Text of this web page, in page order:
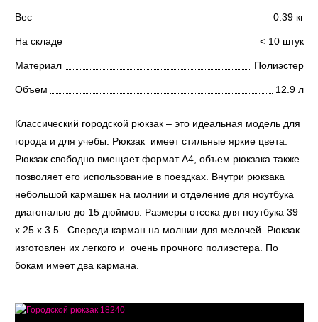
Вес 0.39 кг
На складе < 10 штук
Материал Полиэстер
Объем 12.9 л
Классический городской рюкзак – это идеальная модель для
города и для учебы. Рюкзак имеет стильные яркие цвета.
Рюкзак свободно вмещает формат А4, объем рюкзака также
позволяет его использование в поездках. Внутри рюкзака
небольшой кармашек на молнии и отделение для ноутбука
диагональю до 15 дюймов. Размеры отсека для ноутбука 39
x 25 x 3.5. Спереди карман на молнии для мелочей. Рюкзак
изготовлен их легкого и очень прочного полиэстера. По
бокам имеет два кармана.